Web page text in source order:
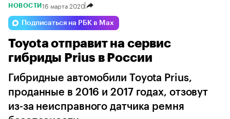
Esteo Lada
Jaecoo Voyah Geely
НОВОСТИ 16 марта 2020
Подписаться на РБК в Max
Toyota отправит на сервис
гибриды Prius в России
Гибридные автомобили Toyota Prius,
проданные в 2016 и 2017 годах, отзовут
из-за неисправного датчика ремня